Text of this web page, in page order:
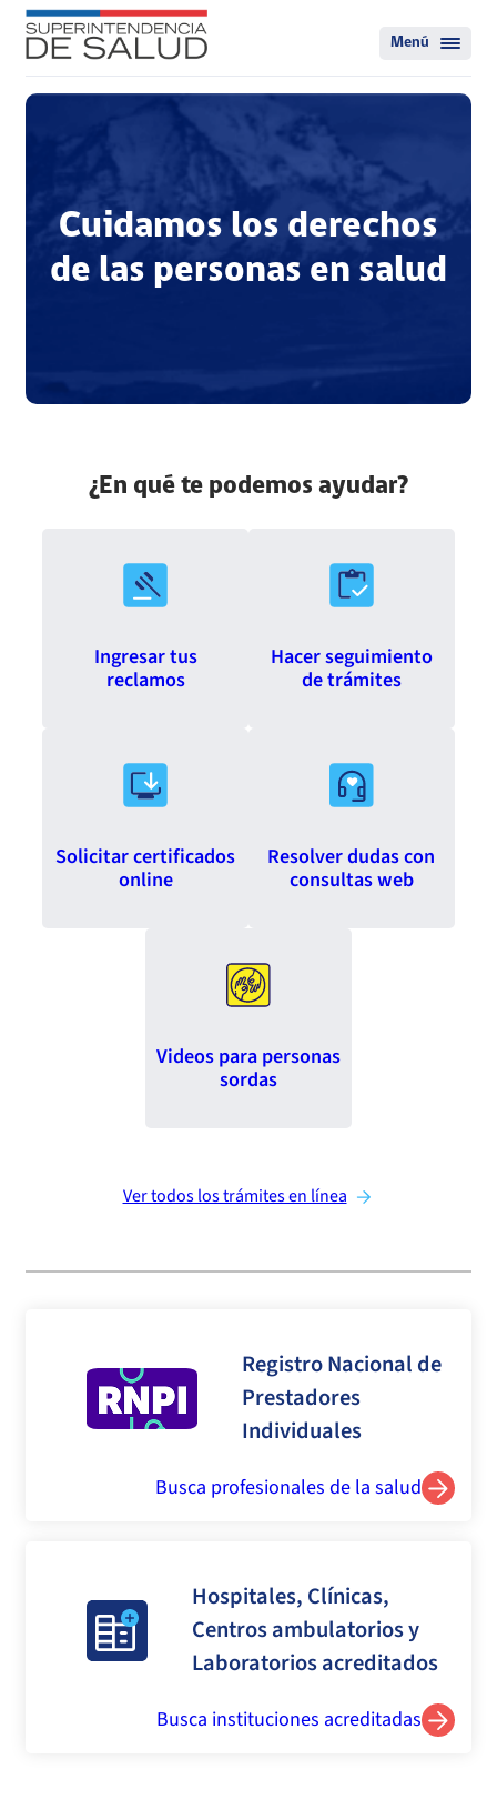
Menú
Cuidamos los derechos
de las personas en salud
¿En qué te podemos ayudar?
Ingresar tus
reclamos
Hacer seguimiento
de trámites
Solicitar certificados
online
Resolver dudas con
consultas web
Videos para personas
sordas
Ver todos los trámites en línea
Registro Nacional de
Prestadores
Individuales
Busca profesionales de la salud
Hospitales, Clínicas,
Centros ambulatorios y
Laboratorios acreditados
Busca instituciones acreditadas